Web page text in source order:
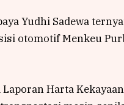
Yudhi Sadewa
otomotif Menkeu
Harta